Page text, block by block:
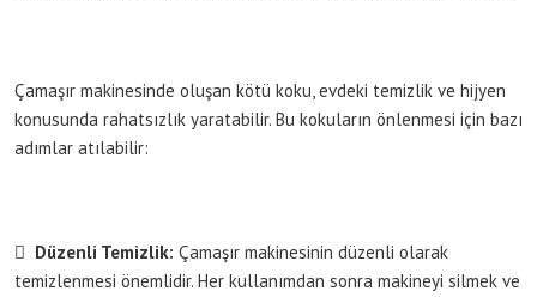
Çamaşır makinesinde oluşan kötü koku, evdeki temizlik ve hijyen
konusunda rahatsızlık yaratabilir. Bu kokuların önlenmesi için bazı
adımlar atılabilir:
 Düzenli Temizlik: Çamaşır makinesinin düzenli olarak
temizlenmesi önemlidir. Her kullanımdan sonra makineyi silmek ve